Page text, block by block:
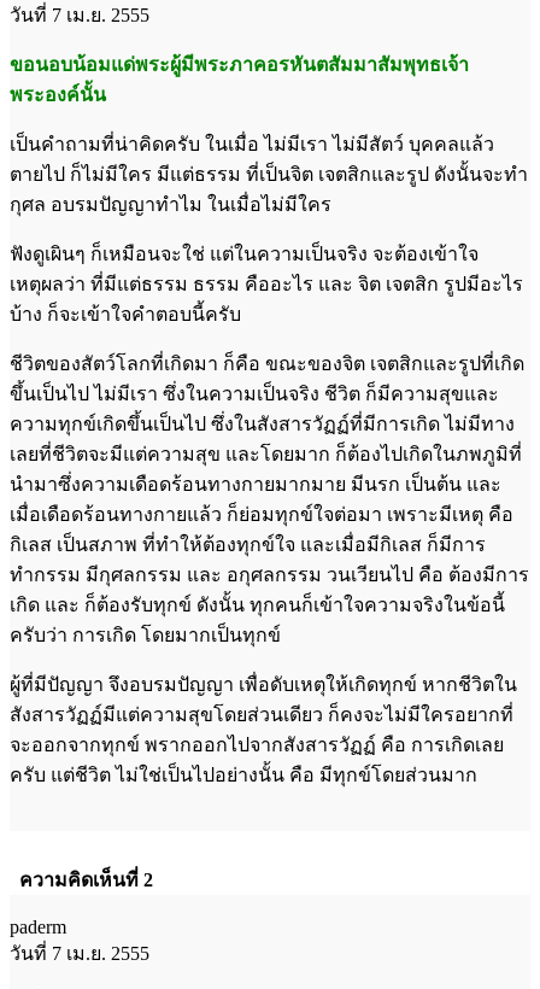
วันที่ 7 เม.ย. 2555
ขอนอบน้อมแด่พระผู้มีพระภาคอรหันตสัมมาสัมพุทธเจ้า
พระองค์นั้น
เป็นคำถามที่น่าคิดครับ ในเมื่อ ไม่มีเรา ไม่มีสัตว์ บุคคลแล้ว
ตายไป ก็ไม่มีใคร มีแต่ธรรม ที่เป็นจิต เจตสิกและรูป ดังนั้นจะทำ
กุศล อบรมปัญญาทำไม ในเมื่อไม่มีใคร
ฟังดูเผินๆ ก็เหมือนจะใช่ แต่ในความเป็นจริง จะต้องเข้าใจ
เหตุผลว่า ที่มีแต่ธรรม ธรรม คืออะไร และ จิต เจตสิก รูปมีอะไร
บ้าง ก็จะเข้าใจคำตอบนี้ครับ
ชีวิตของสัตว์โลกที่เกิดมา ก็คือ ขณะของจิต เจตสิกและรูปที่เกิด
ขึ้นเป็นไป ไม่มีเรา ซึ่งในความเป็นจริง ชีวิต ก็มีความสุขและ
ความทุกข์เกิดขึ้นเป็นไป ซึ่งในสังสารวัฏฏ์ที่มีการเกิด ไม่มีทาง
เลยที่ชีวิตจะมีแต่ความสุข และโดยมาก ก็ต้องไปเกิดในภพภูมิที่
นำมาซึ่งความเดือดร้อนทางกายมากมาย มีนรก เป็นต้น และ
เมื่อเดือดร้อนทางกายแล้ว ก็ย่อมทุกข์ใจต่อมา เพราะมีเหตุ คือ
กิเลส เป็นสภาพ ที่ทำให้ต้องทุกข์ใจ และเมื่อมีกิเลส ก็มีการ
ทำกรรม มีกุศลกรรม และ อกุศลกรรม วนเวียนไป คือ ต้องมีการ
เกิด และ ก็ต้องรับทุกข์ ดังนั้น ทุกคนก็เข้าใจความจริงในข้อนี้
ครับว่า การเกิด โดยมากเป็นทุกข์
ผู้ที่มีปัญญา จึงอบรมปัญญา เพื่อดับเหตุให้เกิดทุกข์ หากชีวิตใน
สังสารวัฏฏ์มีแต่ความสุขโดยส่วนเดียว ก็คงจะไม่มีใครอยากที่
จะออกจากทุกข์ พรากออกไปจากสังสารวัฏฏ์ คือ การเกิดเลย
ครับ แต่ชีวิต ไม่ใช่เป็นไปอย่างนั้น คือ มีทุกข์โดยส่วนมาก
ความคิดเห็นที่ 2
paderm
วันที่ 7 เม.ย. 2555